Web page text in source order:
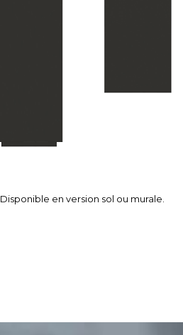
Disponible en version sol ou murale.